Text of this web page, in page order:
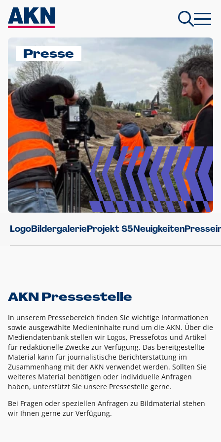
Presse
LogoBildergalerieProjekt S5Neuigkeiten
AKN Pressestelle
In unserem Pressebereich finden Sie wichtige Informationen
sowie ausgewählte Medieninhalte rund um die AKN. Über die
Mediendatenbank stellen wir Logos, Pressefotos und Artikel
für redaktionelle Zwecke zur Verfügung. Das bereitgestellte
Material kann für journalistische Berichterstattung im
Zusammenhang mit der AKN verwendet werden. Sollten Sie
weiteres Material benötigen oder individuelle Anfragen
haben, unterstützt Sie unsere Pressestelle gerne.
Bei Fragen oder speziellen Anfragen zu Bildmaterial stehen
wir Ihnen gerne zur Verfügung.